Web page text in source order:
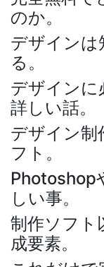
のか。
デザインは
る。
デザインに
詳しい話。
デザイン制
フト。
Photoshop
しい事。
制作ソフト
成要素。